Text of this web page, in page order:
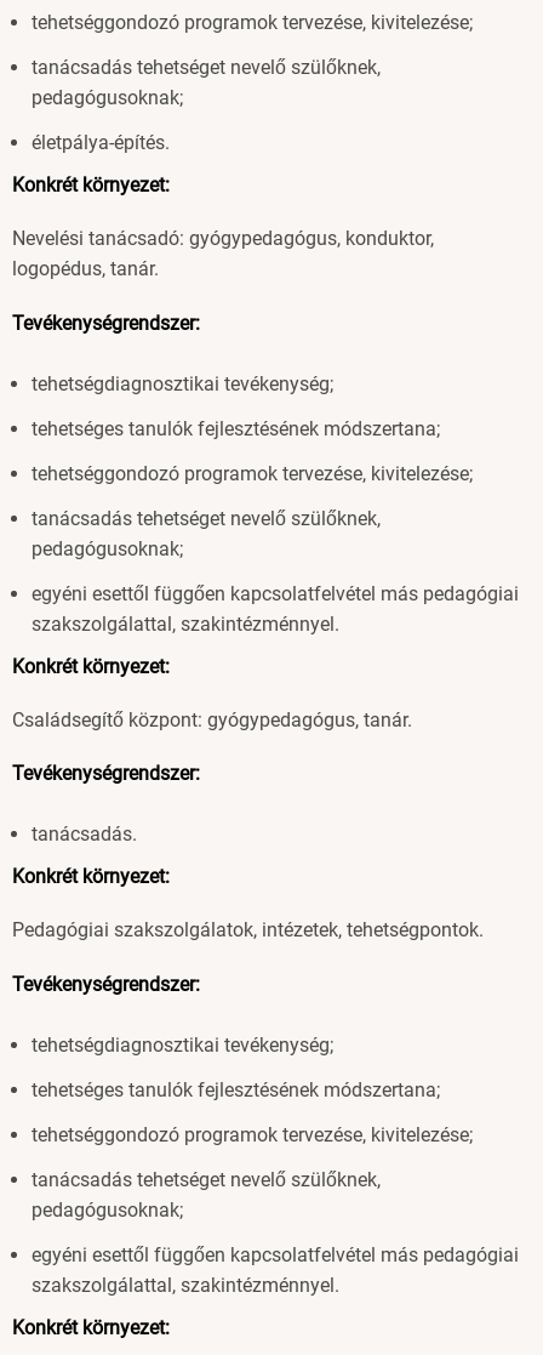
tehetséggondozó programok tervezése, kivitelezése;
tanácsadás tehetséget nevelő szülőknek,
pedagógusoknak;
életpálya-építés.
Konkrét környezet:
Nevelési tanácsadó: gyógypedagógus, konduktor,
logopédus, tanár.
Tevékenységrendszer:
tehetségdiagnosztikai tevékenység;
tehetséges tanulók fejlesztésének módszertana;
tehetséggondozó programok tervezése, kivitelezése;
tanácsadás tehetséget nevelő szülőknek,
pedagógusoknak;
egyéni esettől függően kapcsolatfelvétel más pedagógiai
szakszolgálattal, szakintézménnyel.
Konkrét környezet:
Családsegítő központ: gyógypedagógus, tanár.
Tevékenységrendszer:
tanácsadás.
Konkrét környezet:
Pedagógiai szakszolgálatok, intézetek, tehetségpontok.
Tevékenységrendszer:
tehetségdiagnosztikai tevékenység;
tehetséges tanulók fejlesztésének módszertana;
tehetséggondozó programok tervezése, kivitelezése;
tanácsadás tehetséget nevelő szülőknek,
pedagógusoknak;
egyéni esettől függően kapcsolatfelvétel más pedagógiai
szakszolgálattal, szakintézménnyel.
Konkrét környezet: